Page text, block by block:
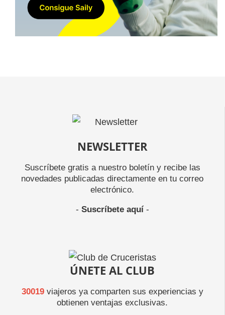
NEWSLETTER
Suscríbete gratis a nuestro boletín y recibe las
novedades publicadas directamente en tu correo
electrónico.
- Suscríbete aquí-
ÚNETE AL CLUB
30019viajeros ya comparten sus experiencias y
obtienen ventajas exclusivas.